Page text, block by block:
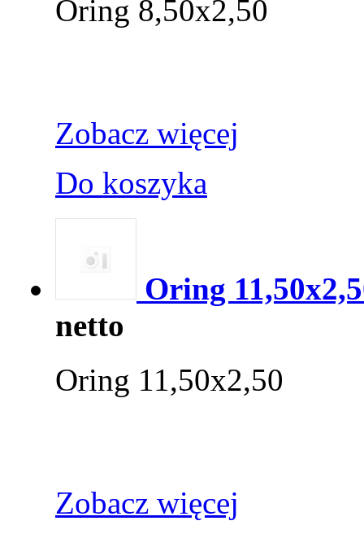
Oring 8,50x2,50
Zobacz więcej
Do koszyka
Oring
netto
Oring 11,50x2,50
Zobacz więcej